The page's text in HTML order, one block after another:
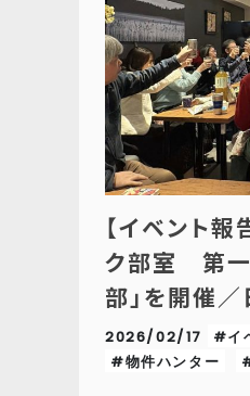
【イベント
ク部室 第
部」を開催
2026/02/17 #イ
#物件ハンター